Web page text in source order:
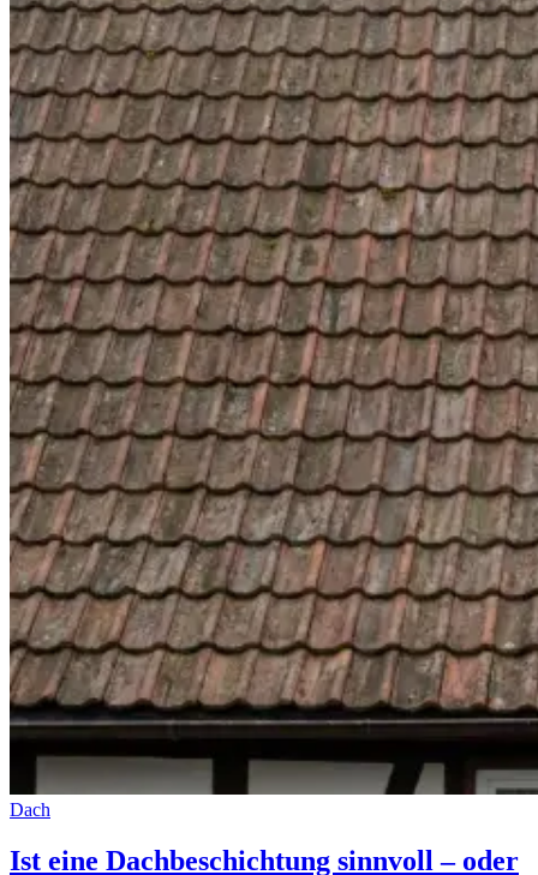
Dach
Ist eine Dachbeschichtung sinnvoll – oder